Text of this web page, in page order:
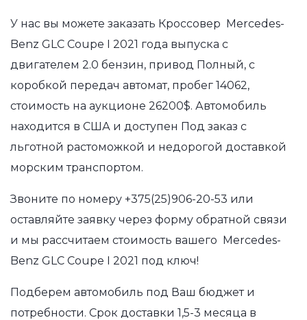
У нас вы можете заказать Кроссовер Mercedes-
Benz GLC Coupe I 2021 года выпуска с
двигателем 2.0 бензин, привод Полный, с
коробкой передач автомат, пробег 14062,
стоимость на аукционе 26200$. Автомобиль
находится в США и доступен Под заказ с
льготной растоможкой и недорогой доставкой
морским транспортом.
Звоните по номеру +375(25)906-20-53 или
оставляйте заявку через форму обратной связи
и мы рассчитаем стоимость вашего Mercedes-
Benz GLC Coupe I 2021 под ключ!
Подберем автомобиль под Ваш бюджет и
потребности. Срок доставки 1,5-3 месяца в